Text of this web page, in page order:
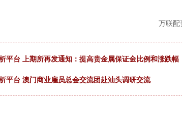
万联配
平台 上期所再发通知：提高贵金属保证金比例和涨跌幅
平台 澳门商业雇员总会交流团赴汕头调研交流